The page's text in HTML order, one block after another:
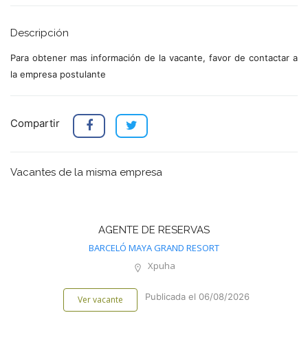
Descripción
Para obtener mas información de la vacante, favor de contactar a
la empresa postulante
Compartir
Vacantes de la misma empresa
AGENTE DE RESERVAS
BARCELÓ MAYA GRAND RESORT
Xpuha
Ver vacante Publicada el 06/08/2026